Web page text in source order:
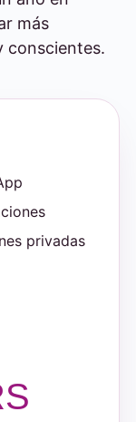
más
conscientes.
privadas